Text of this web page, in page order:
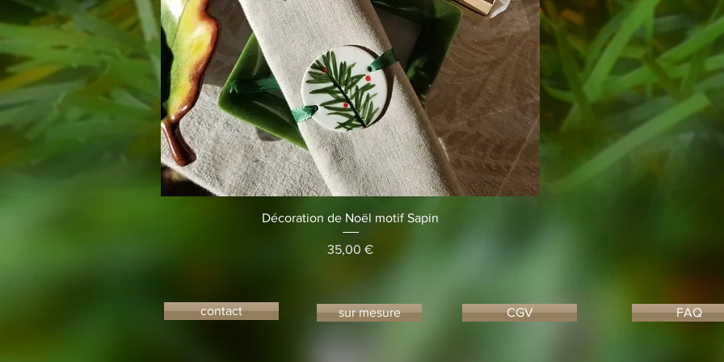
Aperçu rapide
Décoration de Noël motif Sapin
Prix
35,00 €
contact sur mesure CGV FAQ